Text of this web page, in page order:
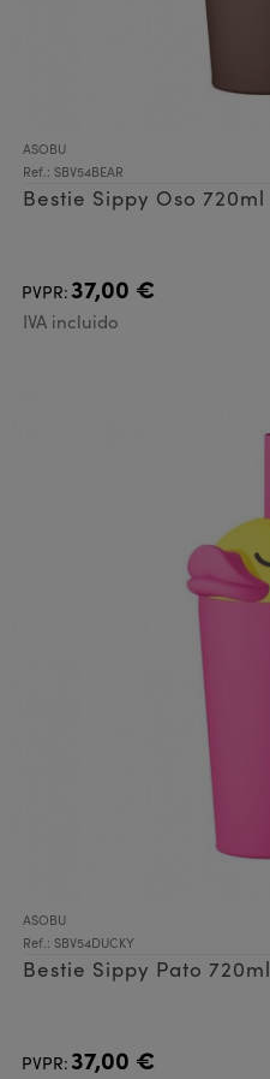
ASOBU
Ref.: SBV54BEAR
Bestie Sippy Oso 720ml
PVPR:37,00 €
IVA incluido
ASOBU
Ref.: SBV54DUCKY
Bestie Sippy Pato 720ml
PVPR:37,00 €